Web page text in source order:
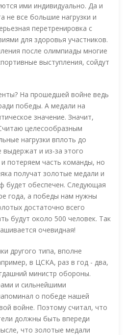
ими индивидуально. Да и
не все большие нагрузки и
перетренировка с
для здоровья участников.
после олимпиады многие
выступления, сойдут
На прошедшей войне ведь
победы. А медали на
значение. Значит,
целесообразным
нагрузки вплоть до
выдержат и из-за этого
потеряем часть команды, но
получат золотые медали и
будет обеспечен. Следующая
года, а победы нам нужны
достаточно всего
будут около 500 человек. Так
очевидная!
другого типа, вполне
в ЦСКА, раз в год - два,
министр обороны.
и сильнейшими
о победе нашей
войне. Поэтому считал, что
должны быть впереди
что золотые медали